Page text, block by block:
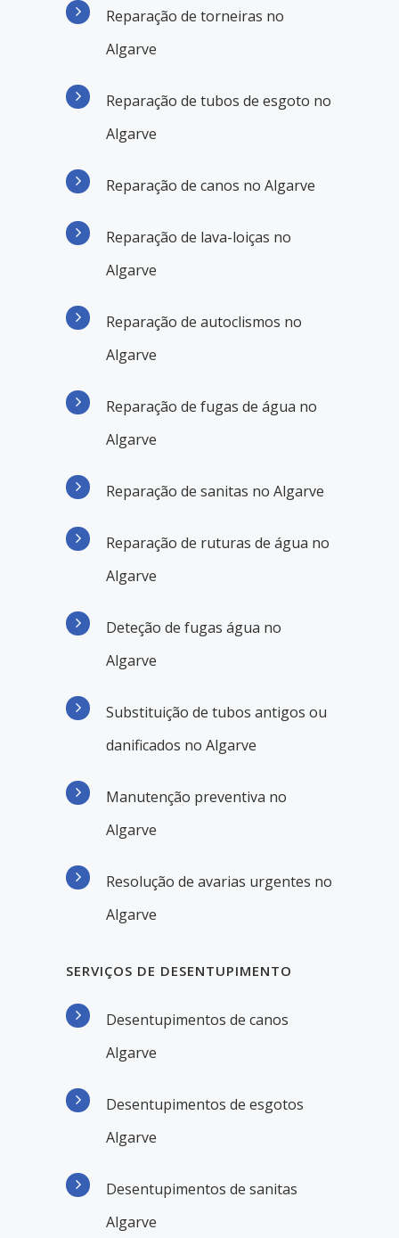
Reparação de torneiras no
Algarve
Reparação de tubos de esgoto no
Algarve
Reparação de canos no Algarve
Reparação de lava-loiças no
Algarve
Reparação de autoclismos no
Algarve
Reparação de fugas de água no
Algarve
Reparação de sanitas no Algarve
Reparação de ruturas de água no
Algarve
Deteção de fugas água no
Algarve
Substituição de tubos antigos ou
danificados no Algarve
Manutenção preventiva no
Algarve
Resolução de avarias urgentes no
Algarve
SERVIÇOS DE DESENTUPIMENTO
Desentupimentos de canos
Algarve
Desentupimentos de esgotos
Algarve
Desentupimentos de sanitas
Algarve